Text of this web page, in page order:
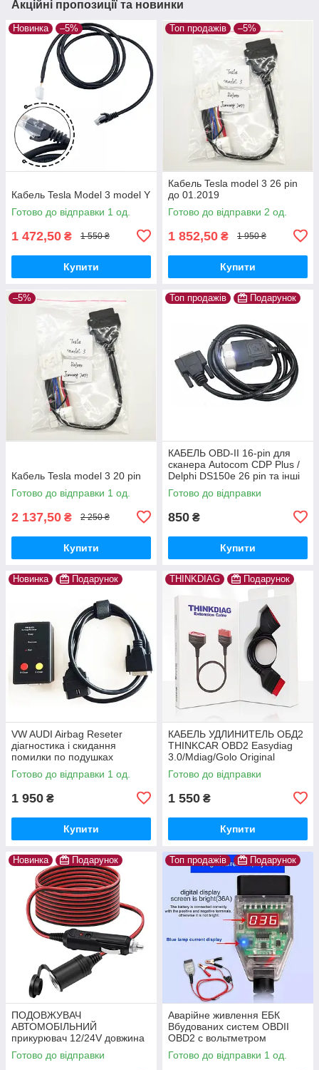
Акційні пропозиції та новинки
Новинка –5%
Кабель Tesla Model 3 model Y
Готово до відправки 1 од.
1 472,50 ₴ 1 550 ₴
Купити
Топ продажів –5%
Кабель Tesla model 3 26 pin
до 01.2019
Готово до відправки 2 од.
1 852,50 ₴ 1 950 ₴
Купити
–5%
Кабель Tesla model 3 20 pin
Готово до відправки 1 од.
2 137,50 ₴ 2 250 ₴
Купити
Топ продажів Подарунок
КАБЕЛЬ OBD-II 16-pin для
сканера Autocom CDP Plus /
Delphi DS150e 26 pin та інші
Готово до відправки
850 ₴
Купити
Новинка Подарунок
VW AUDI Airbag Reseter
діагностика і скидання
помилки по подушках
безпеки
Готово до відправки 1 од.
1 950 ₴
Купити
THINKDIAG Подарунок
КАБЕЛЬ УДЛИНИТЕЛЬ ОБД2
THINKCAR OBD2 Easydiag
3.0/Mdiag/Golo Original
THINKDIAG
Готово до відправки
1 550 ₴
Купити
Новинка Подарунок
ПОДОВЖУВАЧ
АВТОМОБІЛЬНИЙ
прикурювач 12/24V довжина
3 метра
Готово до відправки
Топ продажів Подарунок
Аварійне живлення ЕБК
Вбудованих систем OBDII
OBD2 c вольтметром
Готово до відправки 1 од.